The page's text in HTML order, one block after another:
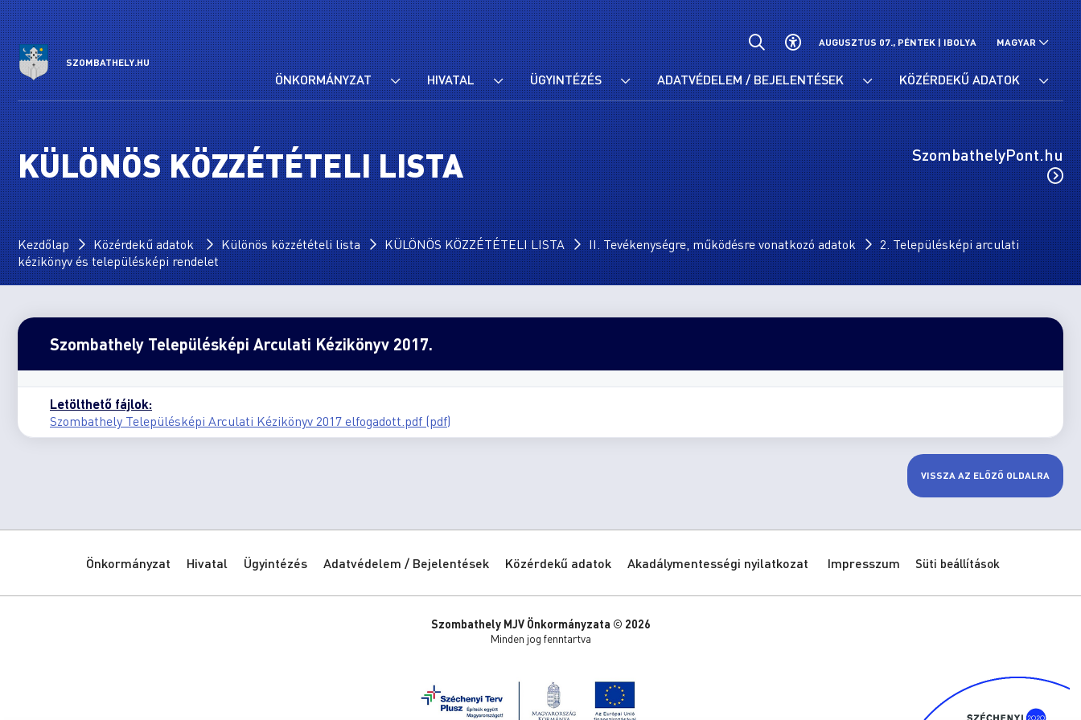
SZOMBATHELY.HU
AUGUSZTUS 07., PÉNTEK |IBOLYA MAGYAR
ÖNKORMÁNYZAT HIVATAL ÜGYINTÉZÉS ADATVÉDELEM / BEJELENTÉSEK KÖZÉRDEKŰ ADATOK
KÜLÖNÖS KÖZZÉTÉTELI LISTA SzombathelyPont.hu
Kezdőlap Közérdekű adatok Különös közzétételi lista KÜLÖNÖS KÖZZÉTÉTELI LISTA II. Tevékenységre, működésre vonatkozó adatok
2. Településképi arculati
kézikönyv és településképi rendelet
Szombathely Településképi Arculati Kézikönyv 2017.
Letölthető fájlok:
Szombathely Településképi Arculati Kézikönyv 2017 elfogadott.pdf (pdf)
VISSZA AZ ELŐZŐ OLDALRA
Önkormányzat Hivatal Ügyintézés Adatvédelem / Bejelentések Közérdekű adatok Akadálymentességi nyilatkozat Impresszum Süti beállítások
Szombathely MJV Önkormányzata © 2026
Minden jog fenntartva